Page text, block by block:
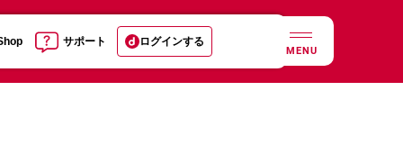
サポート ログインする
MENU